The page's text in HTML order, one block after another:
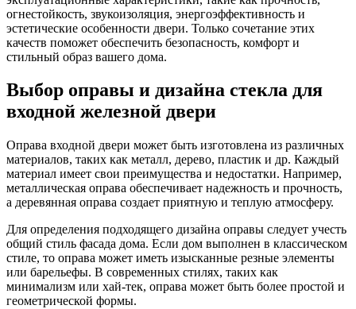
огнестойкость, звукоизоляция, энергоэффективность и
эстетические особенности двери. Только сочетание этих
качеств поможет обеспечить безопасность, комфорт и
стильный образ вашего дома.
Выбор оправы и дизайна стекла для
входной железной двери
Оправа входной двери может быть изготовлена из различных
материалов, таких как металл, дерево, пластик и др. Каждый
материал имеет свои преимущества и недостатки. Например,
металлическая оправа обеспечивает надежность и прочность,
а деревянная оправа создает приятную и теплую атмосферу.
Для определения подходящего дизайна оправы следует учесть
общий стиль фасада дома. Если дом выполнен в классическом
стиле, то оправа может иметь изысканные резные элементы
или барельефы. В современных стилях, таких как
минимализм или хай-тек, оправа может быть более простой и
геометрической формы.